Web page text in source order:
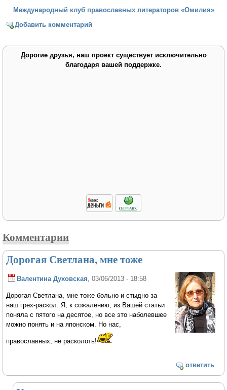
Международный клуб православных литераторов «Омилия»
Добавить комментарий
Дорогие друзья, наш проект существует исключительно
благодаря вашей поддержке.
Комментарии
Дорогая Светлана, мне тоже
Валентина Духовская , 03/06/2013 - 18:58
Дорогая Светлана, мне тоже больно и стыдно за
наш грех-раскол. Я, к сожалению, из Вашей статьи
поняла с пятого на десятое, но все это наболевшее
можно понять и на японском. Но нас,
православных, не расколоть!
ответить